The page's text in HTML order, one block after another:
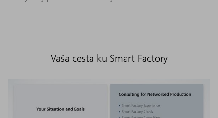
Vaša cesta ku Smart Factory